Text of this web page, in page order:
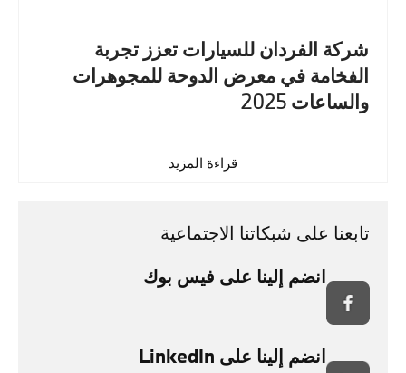
شركة الفردان للسيارات تعزز تجربة
الفخامة في معرض الدوحة للمجوهرات
والساعات 2025
قراءة المزيد
تابعنا على شبكاتنا الاجتماعية
انضم إلينا على فيس بوك
انضم إلينا على LinkedIn